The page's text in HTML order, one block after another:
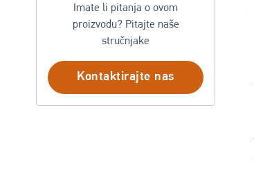
Imate li pitanja o ovom
proizvodu? Pitajte naše
stručnjake
Kontaktirajte nas